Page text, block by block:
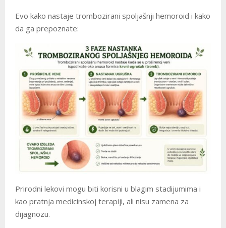
Evo kako nastaje trombozirani spoljašnji hemoroid i kako
da ga prepoznate:
Prirodni lekovi mogu biti korisni u blagim stadijumima i
kao pratnja medicinskoj terapiji, ali nisu zamena za
dijagnozu.